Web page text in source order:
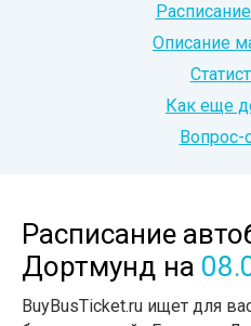
Описание
Как еще
Вопрос-
Расписание
Дортмунд на
BuyBusTicket.ru ищет для